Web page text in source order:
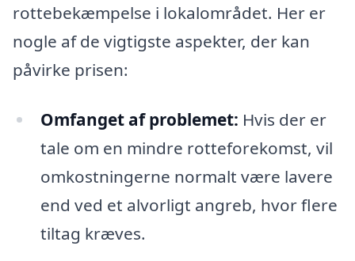
rottebekæmpelse i lokalområdet. Her er
nogle af de vigtigste aspekter, der kan
påvirke prisen:
Omfanget af problemet: Hvis der er
tale om en mindre rotteforekomst, vil
omkostningerne normalt være lavere
end ved et alvorligt angreb, hvor flere
tiltag kræves.